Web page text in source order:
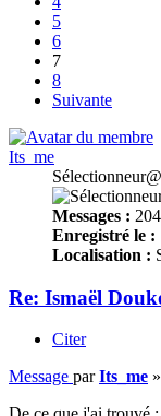
5
6
7
8
Suivante
Its_me
Messages :
Enregistré le :
Localisation :
Re: Ismaël
Citer
Message parIts_me »